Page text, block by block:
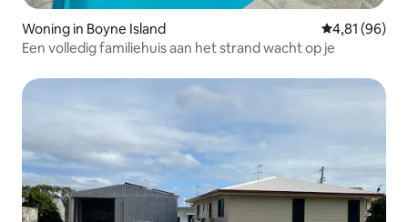
Woning in Boyne Island Gemiddelde
4,81 (96)
Een volledig familiehuis aan het strand wacht op je